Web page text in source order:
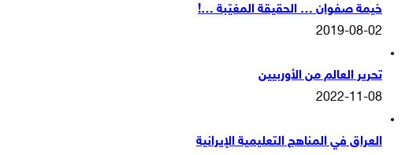
خيمة صفوان … الحقيقة المغيّبة …!
2019-08-02
تحرير العالم من الأوربيين
2022-11-08
العراق في المناهج التعليمية الإيرانية